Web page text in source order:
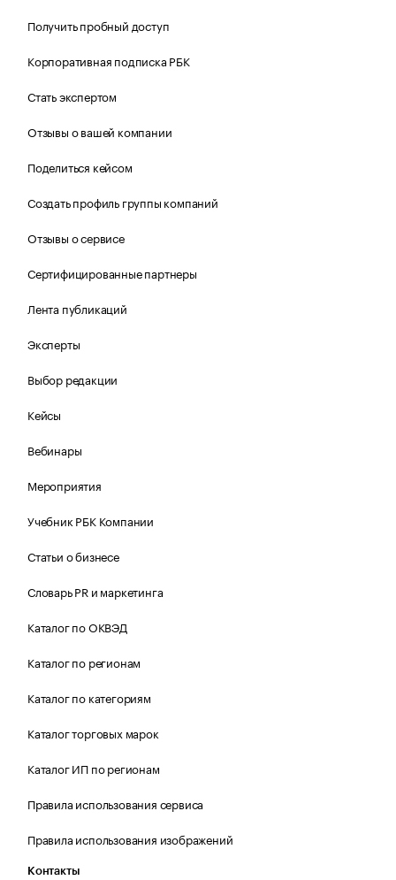
Получить пробный доступ
Корпоративная подписка РБК
Стать экспертом
Отзывы о вашей компании
Поделиться кейсом
Создать профиль группы компаний
Отзывы о сервисе
Сертифицированные партнеры
Лента публикаций
Эксперты
Выбор редакции
Кейсы
Вебинары
Мероприятия
Учебник РБК Компании
Статьи о бизнесе
Словарь PR и маркетинга
Каталог по ОКВЭД
Каталог по регионам
Каталог по категориям
Каталог торговых марок
Каталог ИП по регионам
Правила использования сервиса
Правила использования изображений
Контакты